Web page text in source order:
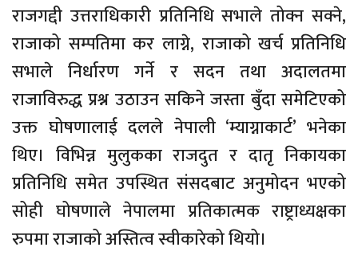
राजगद्दी उत्तराधिकारी प्रतिनिधि सभाले तोक्न सक्ने,
राजाको सम्पतिमा कर लाग्ने, राजाको खर्च प्रतिनिधि
सभाले निर्धारण गर्ने र सदन तथा अदालतमा
राजाविरुद्ध प्रश्न उठाउन सकिने जस्ता बुँदा समेटिएको
उक्त घोषणालाई दलले नेपाली ‘म्याग्नाकार्ट’ भनेका
थिए। विभिन्न मुलुकका राजदुत र दातृ निकायका
प्रतिनिधि समेत उपस्थित संसदबाट अनुमोदन भएको
सोही घोषणाले नेपालमा प्रतिकात्मक राष्ट्राध्यक्षका
रुपमा राजाको अस्तित्व स्वीकारेको थियो।